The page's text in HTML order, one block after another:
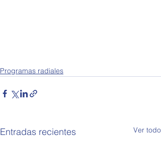
Programas radiales
Entradas recientes Ver todo